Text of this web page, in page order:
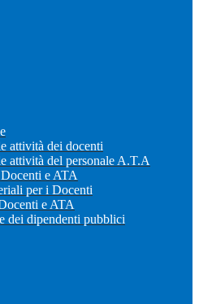
attività dei docenti
attività del personale A.T.A
e ATA
per i Docenti
e ATA
dei dipendenti pubblici